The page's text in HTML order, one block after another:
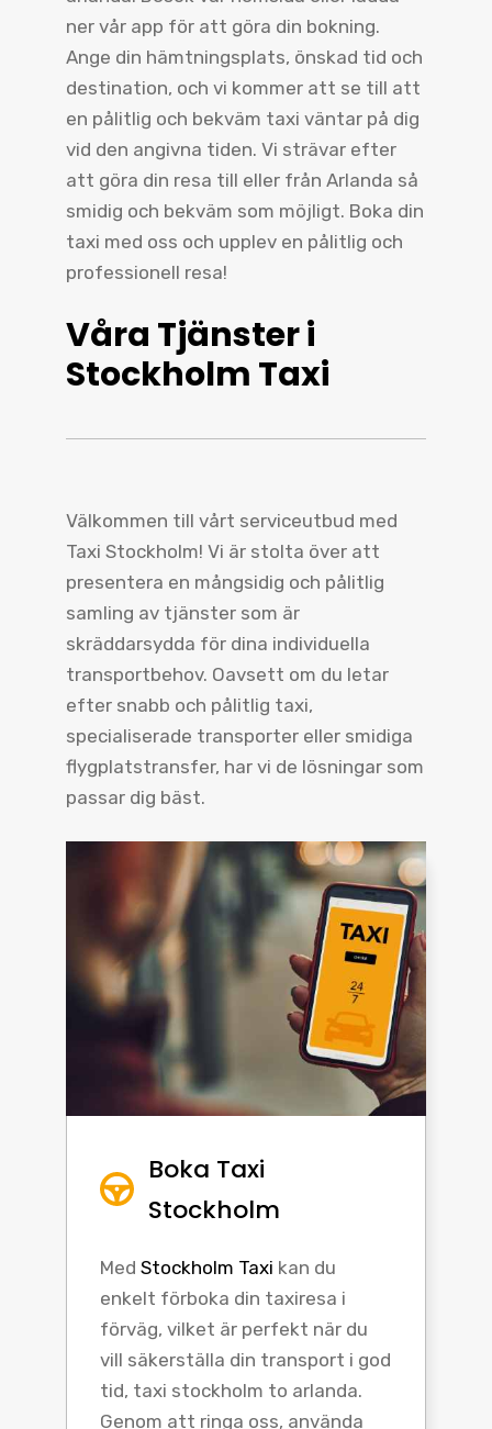
ner vår app för att göra din bokning.
Ange din hämtningsplats, önskad tid och
destination, och vi kommer att se till att
en pålitlig och bekväm taxi väntar på dig
vid den angivna tiden. Vi strävar efter
att göra din resa till eller från Arlanda så
smidig och bekväm som möjligt. Boka din
taxi med oss och upplev en pålitlig och
professionell resa!
Våra Tjänster i
Stockholm Taxi
Välkommen till vårt serviceutbud med
Taxi Stockholm! Vi är stolta över att
presentera en mångsidig och pålitlig
samling av tjänster som är
skräddarsydda för dina individuella
transportbehov. Oavsett om du letar
efter snabb och pålitlig taxi,
specialiserade transporter eller smidiga
flygplatstransfer, har vi de lösningar som
passar dig bäst.
Boka Taxi
Stockholm
Med Stockholm Taxi kan du
enkelt förboka din taxiresa i
förväg, vilket är perfekt när du
vill säkerställa din transport i god
tid, taxi stockholm to arlanda.
Genom att ringa oss, använda